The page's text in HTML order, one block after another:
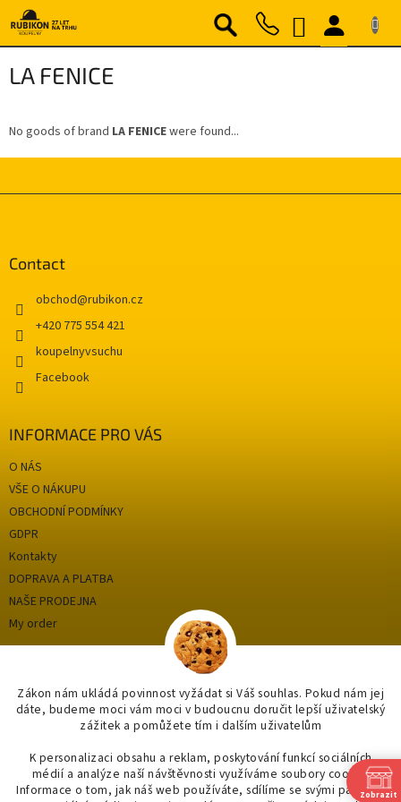
Zákon nám ukládá povinnost vyžádat si Váš souhlas. Pokud nám jej
dáte, budeme moci vám moci v budoucnu doručit lepší uživatelský
zážitek a pomůžete tím i dalším uživatelům
K personalizaci obsahu a reklam, poskytování funkcí sociálních
médií a analýze naší návštěvnosti využíváme soubory cookie.
Informace o tom, jak náš web používáte, sdílíme se svými partnery
content
SHOPPING
CART
LA FENICE
No goods of brand LA FENICEwere found...
Contact
obchod@rubikon.cz
+420 775 554 421
Facebook
koupelnyvsuchu
INFORMACE PRO VÁS
O NÁS
VŠE O NÁKUPU
OBCHODNÍ PODMÍNKY
GDPR
Kontakty
DOPRAVA A PLATBA
NAŠE PRODEJNA
My order
Categories
OUTLET až -75%
OBKLADY A DLAŽBY
KOUPELNY
Zobrazit